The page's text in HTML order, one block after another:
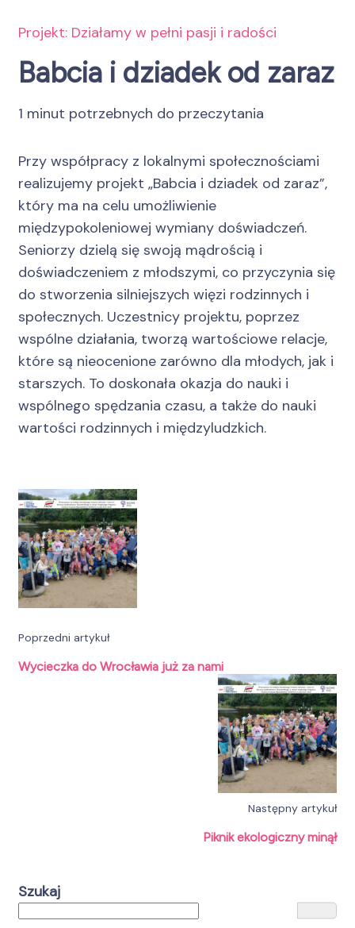
Projekt: Działamy w pełni pasji i radości
Babcia i dziadek od zaraz
1 minut potrzebnych do przeczytania
Przy współpracy z lokalnymi społecznościami
realizujemy projekt „Babcia i dziadek od zaraz”,
który ma na celu umożliwienie
międzypokoleniowej wymiany doświadczeń.
Seniorzy dzielą się swoją mądrością i
doświadczeniem z młodszymi, co przyczynia się
do stworzenia silniejszych więzi rodzinnych i
społecznych. Uczestnicy projektu, poprzez
wspólne działania, tworzą wartościowe relacje,
które są nieocenione zarówno dla młodych, jak i
starszych. To doskonała okazja do nauki i
wspólnego spędzania czasu, a także do nauki
wartości rodzinnych i międzyludzkich.
Nawigacja
wpisu
Poprzedni artykuł
Wycieczka do Wrocławia już za nami
Następny artykuł
Piknik ekologiczny minął
Szukaj